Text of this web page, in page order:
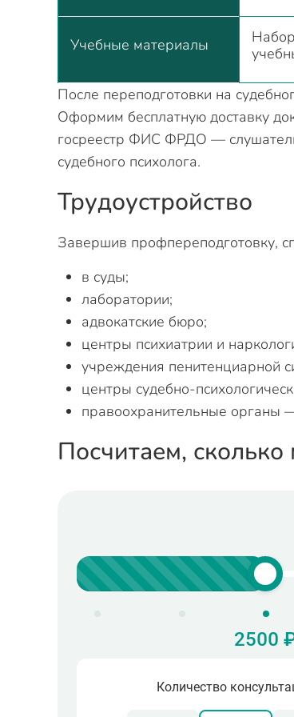
Учебные материалы
После переподготовки на
Оформим бесплатную доставку
госреестр ФИС ФРДО —
судебного психолога.
Трудоустройство
Завершив профпереподготовку,
в суды;
лаборатории;
адвокатские бюро;
центры психиатрии и
учреждения пенитенциарной
центры судебно-
правоохранительные органы
Посчитаем,
2500
Количество